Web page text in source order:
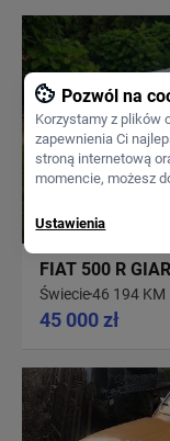
FIAT 500 R
Świecie46 194 KM
45 000 zł
Pozwól na
Korzystamy z plików
zapewnienia Ci
stroną internetową
momencie, możesz
Ustawienia